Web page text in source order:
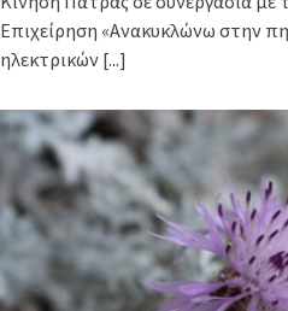
Επιχείρηση «Ανακυκλώνω στην
ηλεκτρικών [...]